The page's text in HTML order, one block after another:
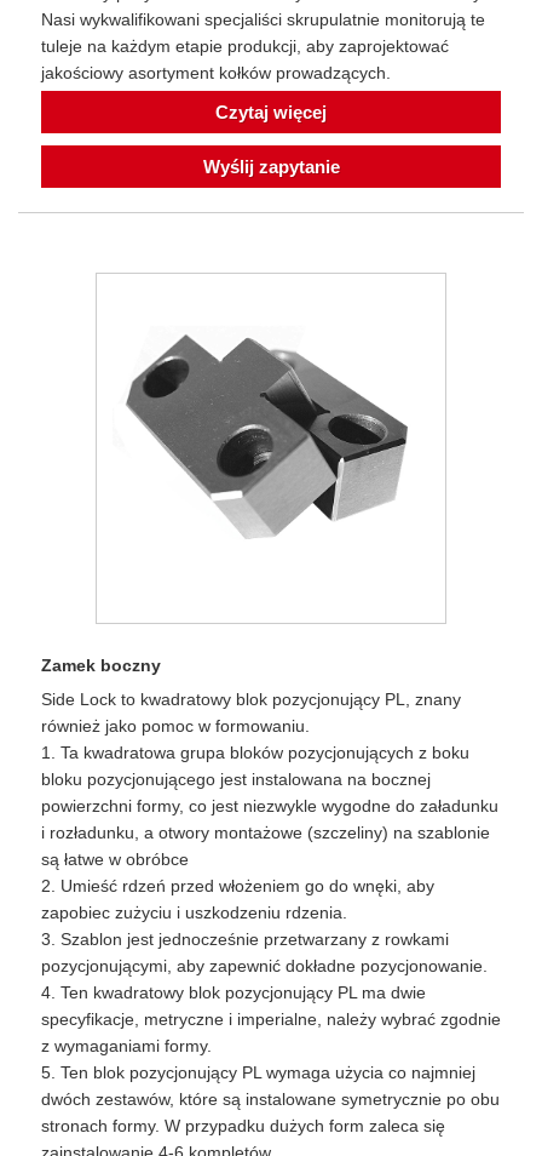
Nasi wykwalifikowani specjaliści skrupulatnie monitorują te
tuleje na każdym etapie produkcji, aby zaprojektować
jakościowy asortyment kołków prowadzących.
Czytaj więcej
Wyślij zapytanie
Zamek boczny
Side Lock to kwadratowy blok pozycjonujący PL, znany
również jako pomoc w formowaniu.
1. Ta kwadratowa grupa bloków pozycjonujących z boku
bloku pozycjonującego jest instalowana na bocznej
powierzchni formy, co jest niezwykle wygodne do załadunku
i rozładunku, a otwory montażowe (szczeliny) na szablonie
są łatwe w obróbce
2. Umieść rdzeń przed włożeniem go do wnęki, aby
zapobiec zużyciu i uszkodzeniu rdzenia.
3. Szablon jest jednocześnie przetwarzany z rowkami
pozycjonującymi, aby zapewnić dokładne pozycjonowanie.
4. Ten kwadratowy blok pozycjonujący PL ma dwie
specyfikacje, metryczne i imperialne, należy wybrać zgodnie
z wymaganiami formy.
5. Ten blok pozycjonujący PL wymaga użycia co najmniej
dwóch zestawów, które są instalowane symetrycznie po obu
stronach formy. W przypadku dużych form zaleca się
zainstalowanie 4-6 kompletów.